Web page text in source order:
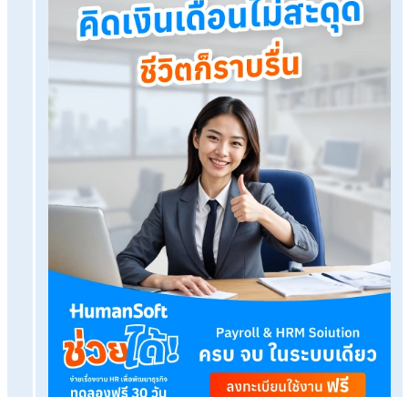
บาท ก็ต้องยื่นแบบ ภ.ง.ด.1 เพื่อแสดงข้อมูลให้กรมสรรพากร
ทราบ
อ่านบทความที่เกี่ยวข้องเพิ่มเติม
WHT: ภาษีหัก ณ ที่จ่ายคืออะไร? เรื่องสำคัญที่นายจ้างควรรู้
การคำนวณภาษีหัก ณ ที่จ่ายเงินเดือนพนักงาน
วิธีแปลงไฟล์หัก ณ ที่จ่าย ภ.ง.ด.3 เพื่อยื่นภาษีออนไลน์
Q&A ใบรับรองการหักภาษี ณ ที่จ่ายคืออะไร ใครเป็นผู้ออก
เอกสาร
โปรแกรมเงินเดือน HumanSoft
ทดลองใช้ฟรี 30 วันครบทุกฟังก์ชัน